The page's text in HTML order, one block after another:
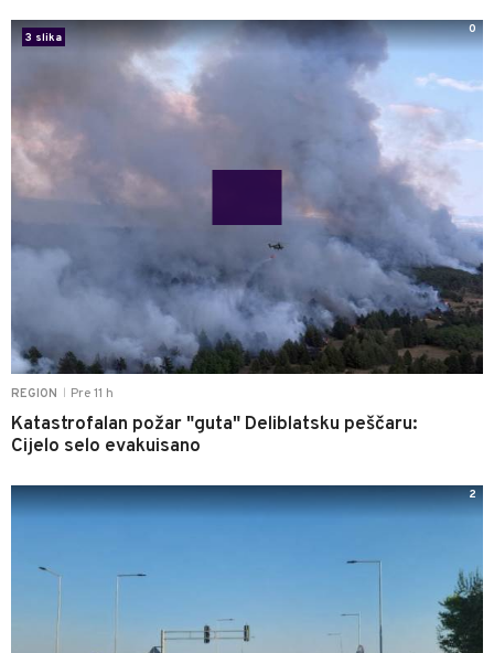
REGION Pre 11 h
Katastrofalan požar "guta" Deliblatsku peščaru:
Cijelo selo evakuisano
3 slika
0
2